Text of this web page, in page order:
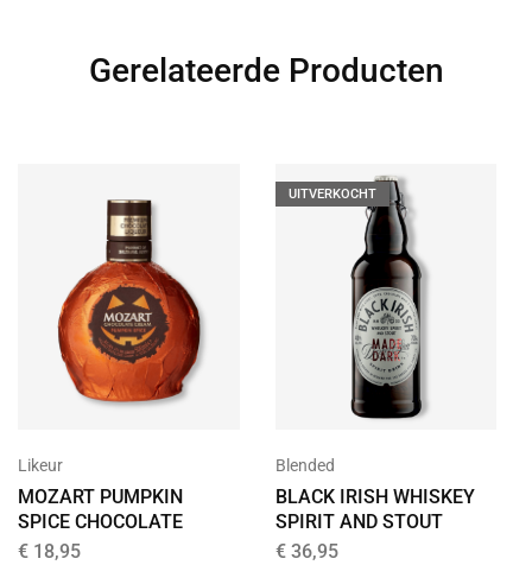
Gerelateerde Producten
Likeur
MOZART PUMPKIN
SPICE CHOCOLATE
€ 18,95
UITVERKOCHT
Blended
BLACK IRISH WHISKEY
SPIRIT AND STOUT
€36,95